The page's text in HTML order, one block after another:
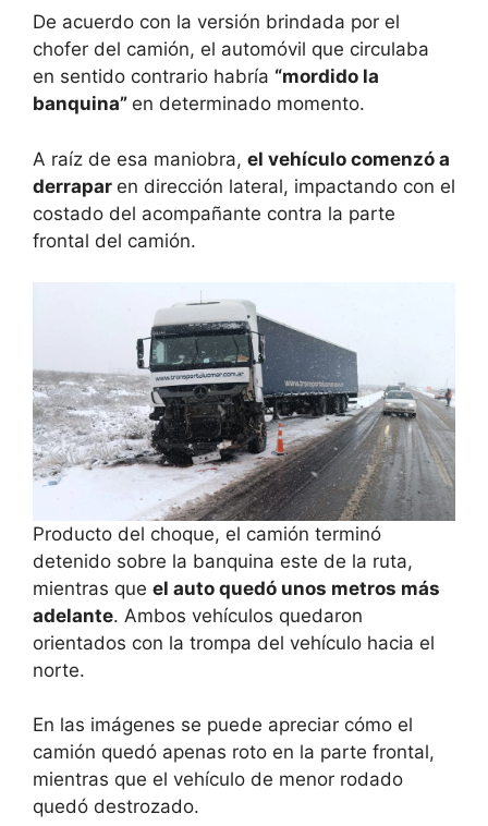
De acuerdo con la versión brindada por el
chofer del camión, el automóvil que circulaba
en sentido contrario habría “mordido la
banquina” en determinado momento.
A raíz de esa maniobra, el vehículo comenzó a
derrapar en dirección lateral, impactando con el
costado del acompañante contra la parte
frontal del camión.
Producto del choque, el camión terminó
detenido sobre la banquina este de la ruta,
mientras que el auto quedó unos metros más
adelante. Ambos vehículos quedaron
orientados con la trompa del vehículo hacia el
norte.
En las imágenes se puede apreciar cómo el
camión quedó apenas roto en la parte frontal,
mientras que el vehículo de menor rodado
quedó destrozado.